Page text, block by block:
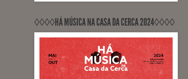
◊◊◊◊HÁ MÚSICA NA CASA DA CERCA 2024◊◊◊◊